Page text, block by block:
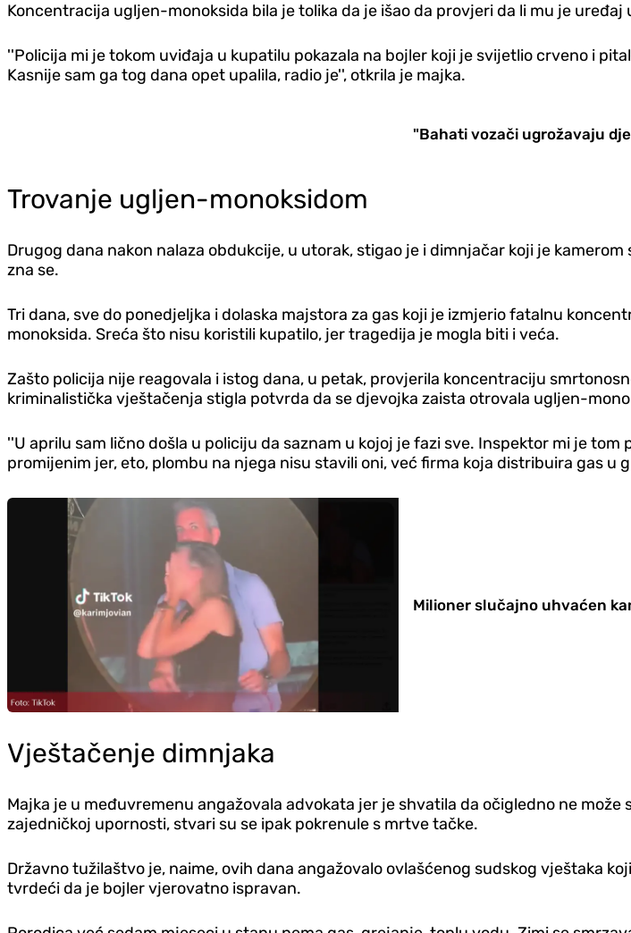
Koncentracija ugljen-monoksida bila je tolika da je išao da provjeri da li mu je
''Policija mi je tokom uviđaja u kupatilu pokazala na bojler koji je svijetlio crveno i
Kasnije sam ga tog dana opet upalila, radio je'', otkrila je majka.
"Bahati vozači ugrožavaju
Trovanje ugljen-monoksidom
Drugog dana nakon nalaza obdukcije, u utorak, stigao je i dimnjačar koji je
zna se.
Tri dana, sve do ponedjeljka i dolaska majstora za gas koji je izmjerio fatalnu
monoksida. Sreća što nisu koristili kupatilo, jer tragedija je mogla biti i veća.
Zašto policija nije reagovala i istog dana, u petak, provjerila koncentraciju
kriminalistička vještačenja stigla potvrda da se djevojka zaista otrovala ugljen-
''U aprilu sam lično došla u policiju da saznam u kojoj je fazi sve. Inspektor mi je
promijenim jer, eto, plombu na njega nisu stavili oni, već firma koja distribuira gas u
Milioner slučajno uhvaćen
Vještačenje dimnjaka
Majka je u međuvremenu angažovala advokata jer je shvatila da očigledno ne
zajedničkoj upornosti, stvari su se ipak pokrenule s mrtve tačke.
Državno tužilaštvo je, naime, ovih dana angažovalo ovlašćenog sudskog vještaka
tvrdeći da je bojler vjerovatno ispravan.